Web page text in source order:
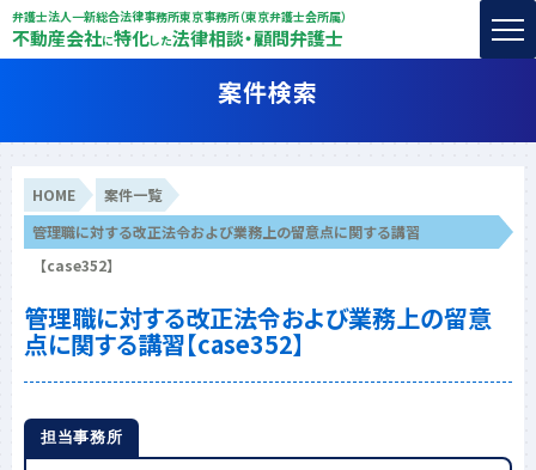
弁護士法人一新総合法律事務所東京事務所（東京弁護士会所属）
不動産会社に特化した法律相談・顧問弁護士
案件検索
HOME
案件一覧
管理職に対する改正法令および業務上の留意点に関する講習
【case352】
管理職に対する改正法令および業務上の留意
点に関する講習【case352】
担当事務所